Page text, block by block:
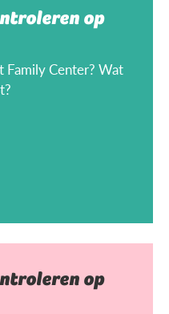
op
Family Center? Wat
op